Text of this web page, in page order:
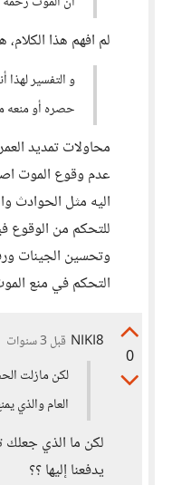
لم افهم هذا
و التفسير
حصره أو
محاولات تمديد
عدم وقوع الموت
اليه مثل الحوادث
للتحكم من الوقوع
وتحسين الجينات
التحكم في منع
0
NIKI8 قبل 3 سنوات
لكن مازلت
العام والذي
لكن ما الذي جعلك
يدفعنا إليها ؟؟